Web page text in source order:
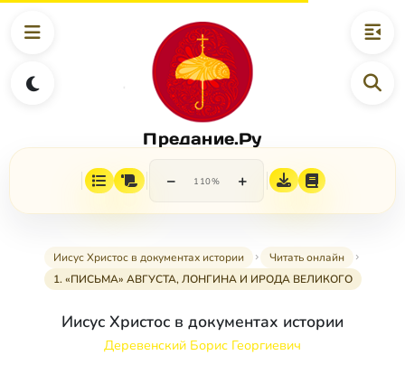
Предание.Ру
− 110% +
Иисус Христос в документах истории
Читать онлайн
1. «ПИСЬМА» АВГУСТА, ЛОНГИНА И ИРОДА ВЕЛИКОГО
Иисус Христос в документах истории
Деревенский Борис Георгиевич